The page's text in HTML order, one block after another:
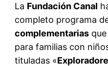
La Fundación Canal
completo programa
complementarias
para familias con
tituladas «